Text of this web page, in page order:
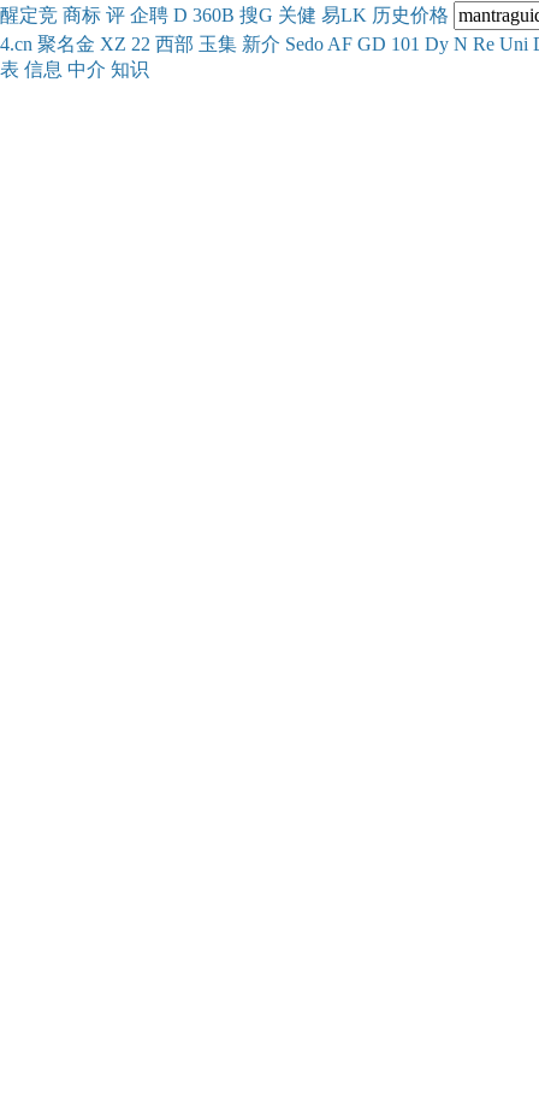
醒定竞 商标 评 企聘 D 360B 搜G 关健 易LK 历史价格
4.cn 聚名金 XZ 22 西部 玉集 新介 Sedo AF GD 101 Dy N Re Uni
表 信息 中介 知识